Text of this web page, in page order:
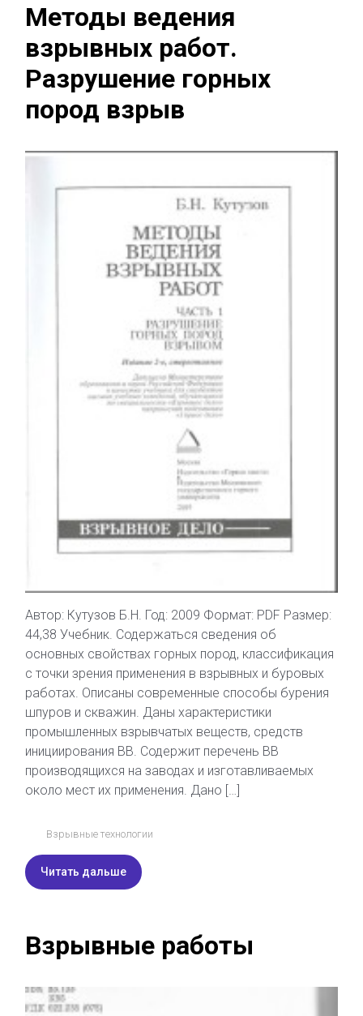
Методы ведения
взрывных работ.
Разрушение горных
пород взрыв
Автор: Кутузов Б.Н. Год: 2009 Формат: PDF Размер:
44,38 Учебник. Содержаться сведения об
основных свойствах горных пород, классификация
с точки зрения применения в взрывных и буровых
работах. Описаны современные способы бурения
шпуров и скважин. Даны характеристики
промышленных взрывчатых веществ, средств
инициирования ВВ. Содержит перечень ВВ
производящихся на заводах и изготавливаемых
около мест их применения. Дано […]
Взрывные технологии
Читать дальше
Взрывные работы